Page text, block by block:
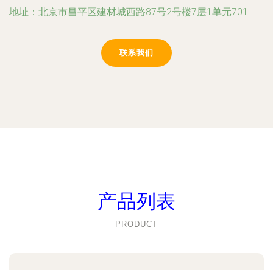
地址：北京市昌平区建材城西路87号2号楼7层1单元701
联系我们
产品列表
PRODUCT